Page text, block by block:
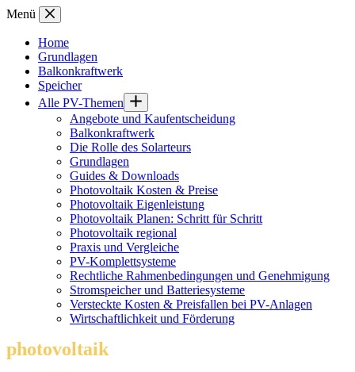
Zum
springen
Menü
Home
Grundlagen
Balkonkraftwerk
Speicher
Alle PV-Themen
Angebote und Kaufentscheidung
Balkonkraftwerk
Die Rolle des Solarteurs
Grundlagen
Guides & Downloads
Photovoltaik Kosten & Preise
Photovoltaik Eigenleistung
Photovoltaik Planen: Schritt für Schritt
Photovoltaik regional
Praxis und Vergleiche
PV-Komplettsysteme
Rechtliche Rahmenbedingungen und Genehmigung
Stromspeicher und Batteriesysteme
Versteckte Kosten & Preisfallen bei PV-Anlagen
Wirtschaftlichkeit und Förderung
photovoltaik